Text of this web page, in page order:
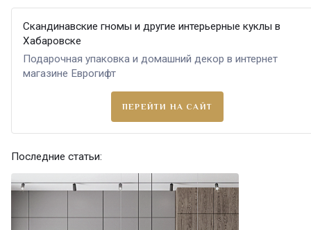
Скандинавские гномы и другие интерьерные куклы в
Хабаровске
Подарочная упаковка и домашний декор в интернет
магазине Еврогифт
ПЕРЕЙТИ НА САЙТ
Последние статьи: